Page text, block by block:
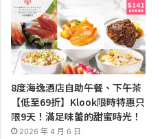
8度海逸酒店自助午餐、下午茶
【低至69折】Klook限時特惠只
限9天！滿足味蕾的甜蜜時光！
2026 年 4 月 6 日